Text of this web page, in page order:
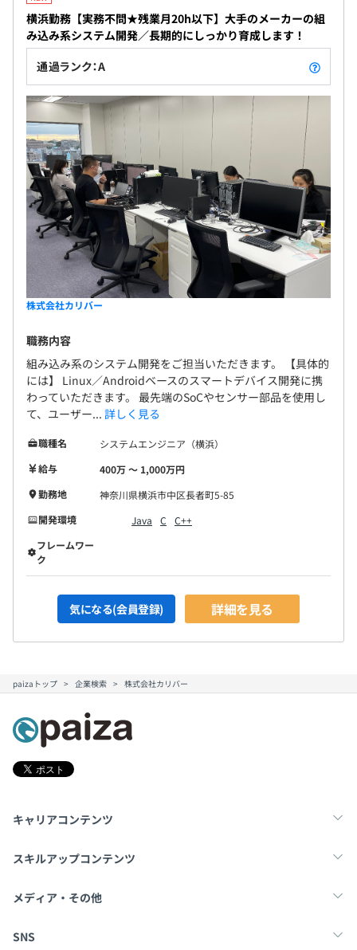
横浜勤務【実務不問★残業月20h以下】大手のメーカーの組
み込み系システム開発／長期的にしっかり育成します！
通過ランク：A
株式会社カリバー
職務内容
組み込み系のシステム開発をご担当いただきます。 【具体的
には】 Linux／Androidベースのスマートデバイス開発に携
わっていただきます。 最先端のSoCやセンサー部品を使用し
て、ユーザー... 詳しく見る
職種名
システムエンジニア（横浜）
給与
400万 〜 1,000万円
勤務地
神奈川県横浜市中区長者町5-85
開発環境
Java C
C++
フレームワー
ク
気になる(会員登録) 詳細を見る
paizaトップ 企業検索 株式会社カリバー
キャリアコンテンツ
転職・キャリア
スキルアップコンテンツ
学習
メディア・その他
Tech Team Journal
SNS